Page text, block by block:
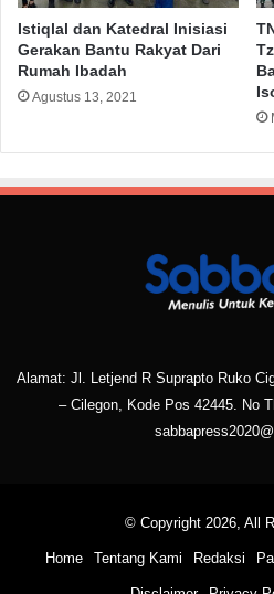
Istiqlal dan Katedral Inisiasi
Gerakan Bantu Rakyat Dari
Rumah Ibadah
Agustus 13, 2021
Alamat: Jl. Letjend R Suprapto Ruko
– Cilegon, Kode Pos 42445. No
© Copyright 2026, All
Home Tentang Kami Redaksi